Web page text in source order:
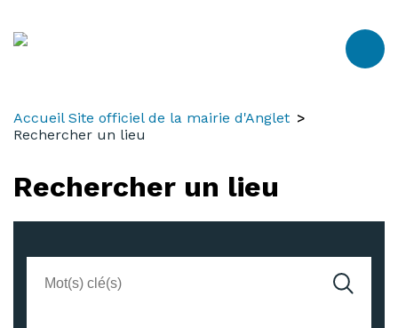
Accueil Site officiel de la mairie d'Anglet
Rechercher un lieu
Rechercher un lieu